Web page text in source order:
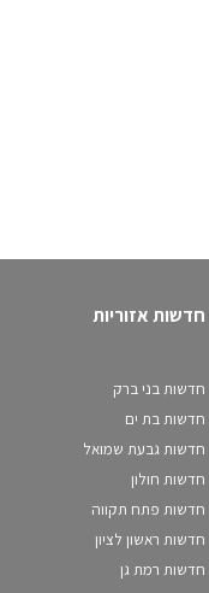
חדשות אזוריות
חדשות בני ברק
חדשות בת ים
חדשות גבעת שמואל
חדשות חולון
חדשות פתח תקווה
חדשות ראשון לציון
חדשות רמת גן